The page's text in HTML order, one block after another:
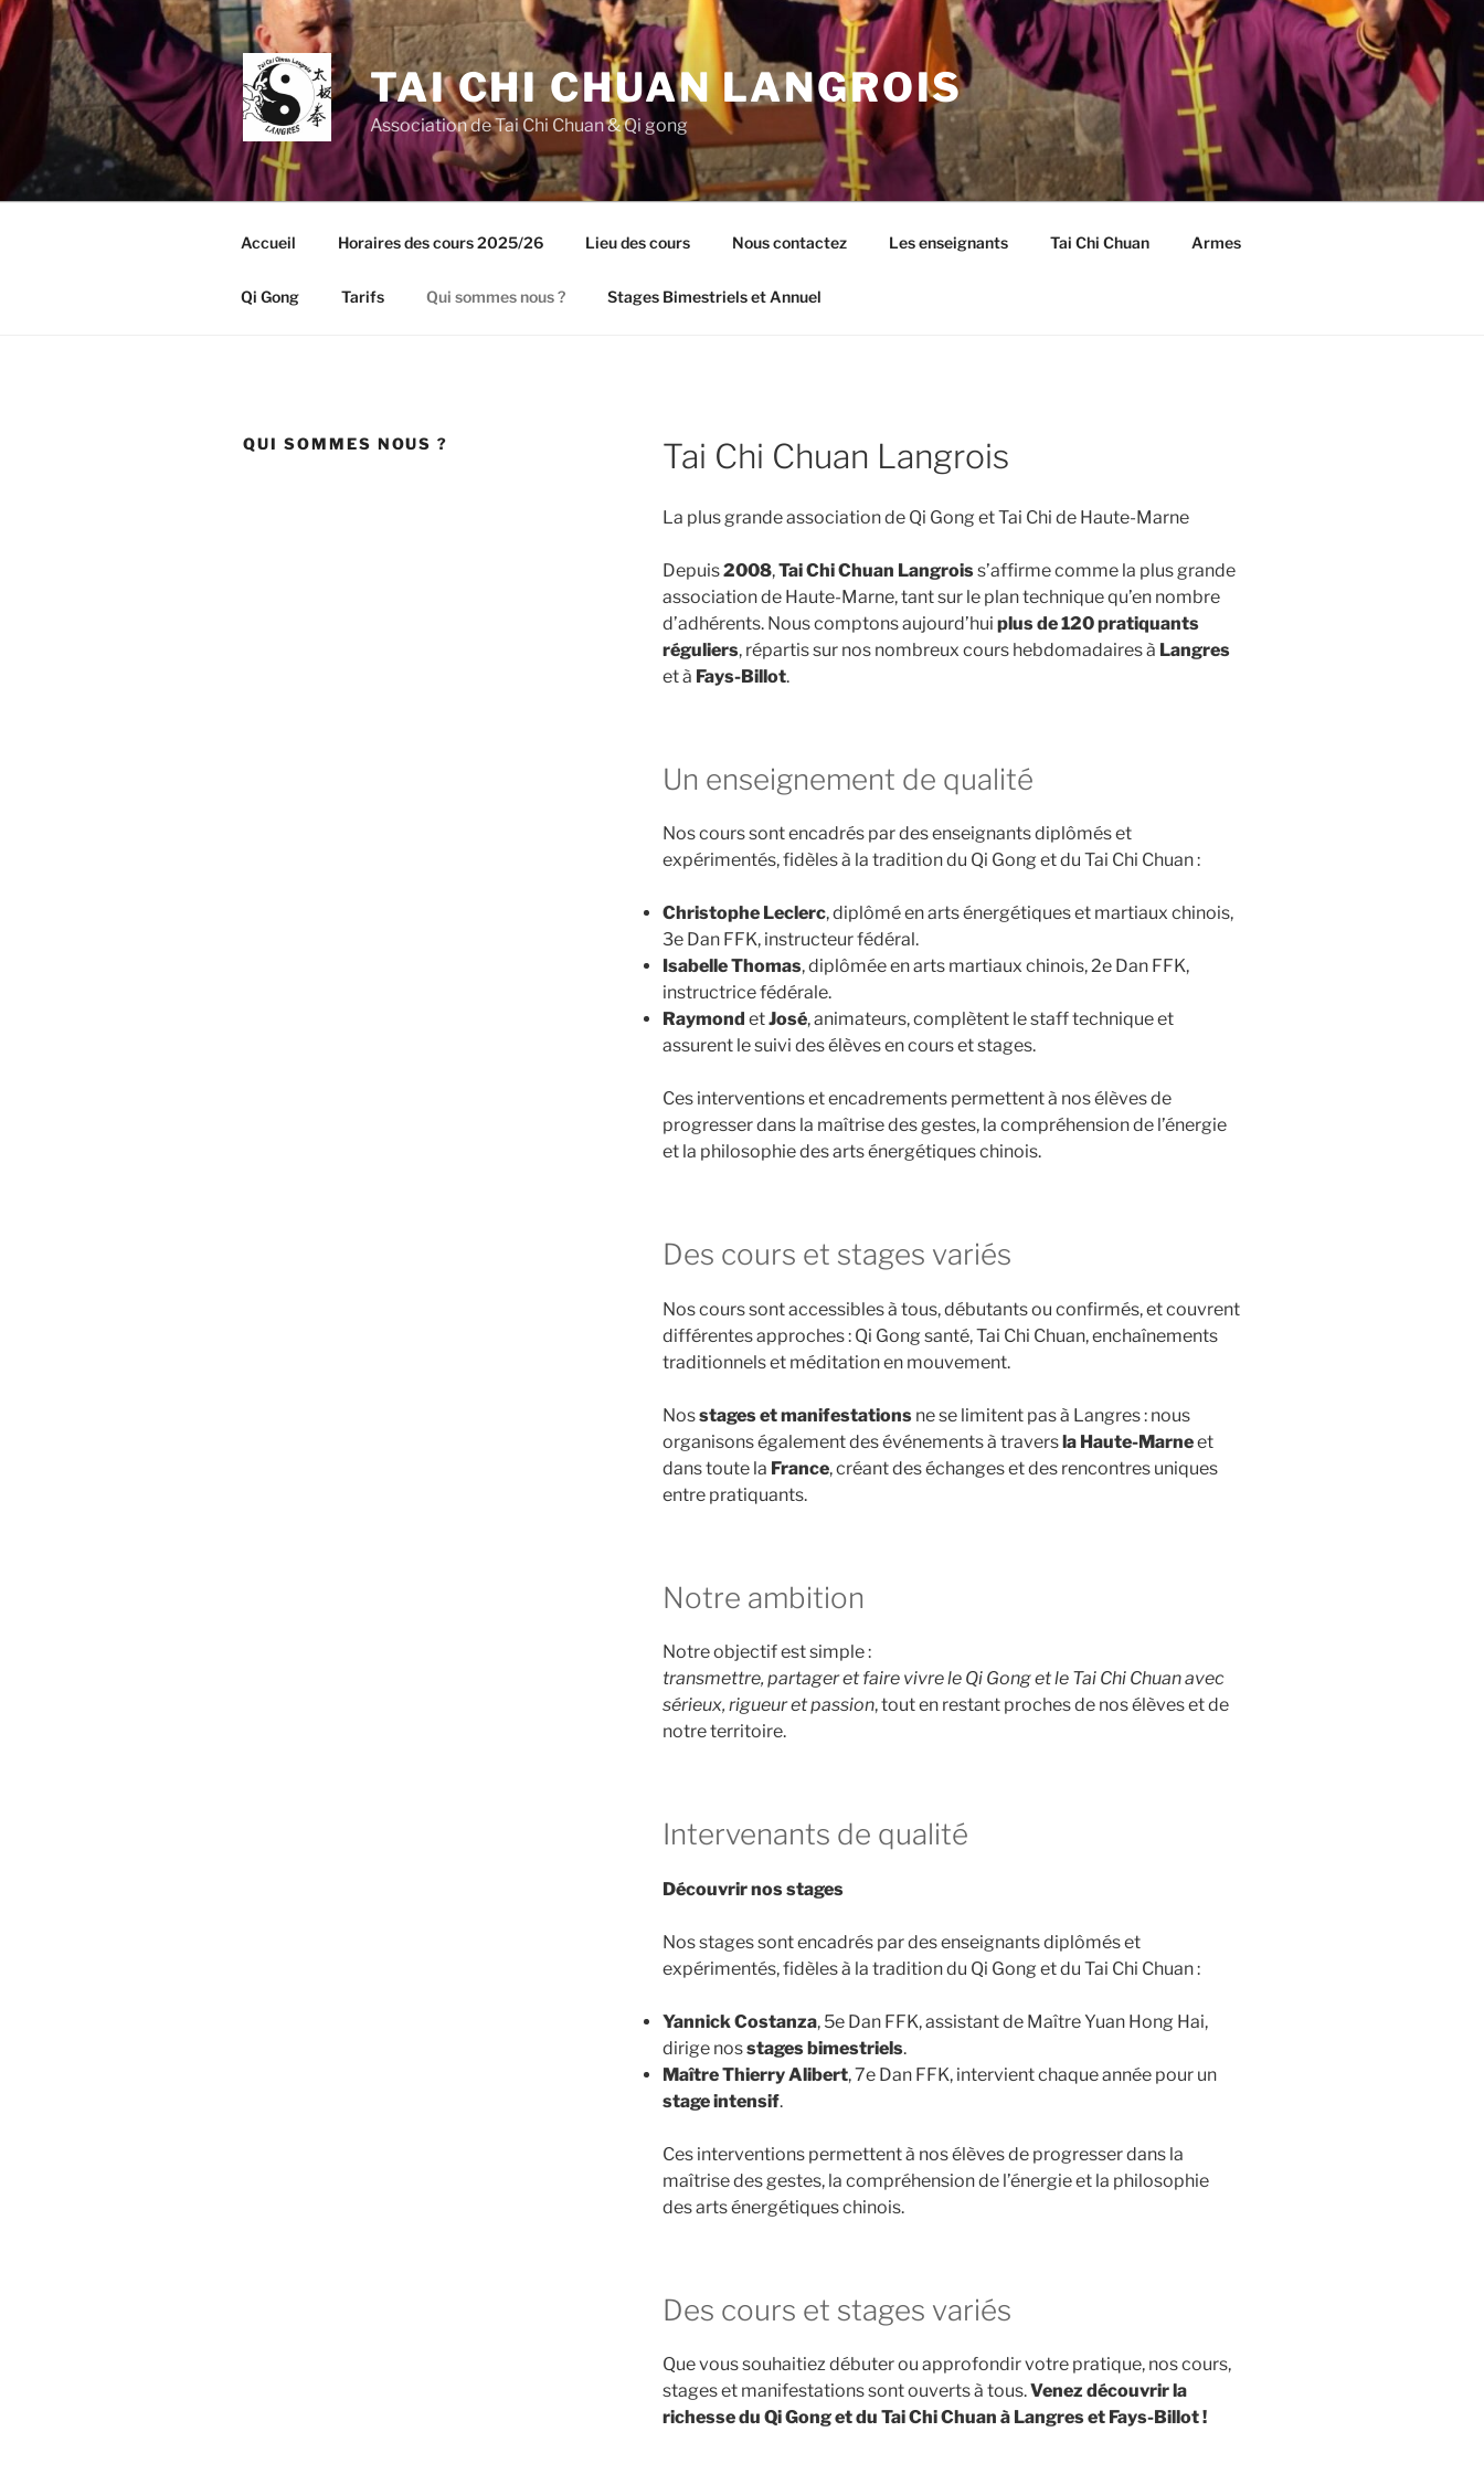
Aller
au
contenu
principal
TAI CHI CHUAN LANGROIS
Association de Tai Chi Chuan & Qi gong
Accueil Horaires des cours 2025/26 Lieu des cours Nous contactez Les enseignants Tai Chi Chuan Armes
Qi Gong Tarifs Qui sommes nous ? Stages Bimestriels et Annuel
QUI SOMMES NOUS ? Tai Chi Chuan Langrois
La plus grande association de Qi Gong et Tai Chi de Haute-Marne
Depuis2008,Tai Chi Chuan Langroiss’affirme comme la plus grande
association de Haute-Marne, tant sur le plan technique qu’en nombre
d’adhérents. Nous comptons aujourd’hui plus de 120 pratiquants
réguliers, répartis sur nos nombreux cours hebdomadaires à Langres
et à Fays-Billot.
Un enseignement de qualité
Nos cours sont encadrés par des enseignants diplômés et
expérimentés, fidèles à la tradition du Qi Gong et du Tai Chi Chuan :
Christophe Leclerc, diplômé en arts énergétiques et martiaux chinois,
3e Dan FFK, instructeur fédéral.
Isabelle Thomas, diplômée en arts martiaux chinois, 2e Dan FFK,
instructrice fédérale.
Raymond etJosé, animateurs, complètent le staff technique et
assurent le suivi des élèves en cours et stages.
Ces interventions et encadrements permettent à nos élèves de
progresser dans la maîtrise des gestes, la compréhension de l’énergie
et la philosophie des arts énergétiques chinois.
Des cours et stages variés
Nos cours sont accessibles à tous, débutants ou confirmés, et couvrent
différentes approches : Qi Gong santé, Tai Chi Chuan, enchaînements
traditionnels et méditation en mouvement.
Nosstages et manifestationsne se limitent pas à Langres : nous
organisons également des événements à traversla Haute-Marneet
dans toute la France, créant des échanges et des rencontres uniques
entre pratiquants.
Notre ambition
Notre objectif est simple :
transmettre, partager et faire vivre le Qi Gong et le Tai Chi Chuan avec
sérieux, rigueur et passion, tout en restant proches de nos élèves et de
notre territoire.
Intervenants de qualité
Découvrir nos stages
Nos stages sont encadrés par des enseignants diplômés et
expérimentés, fidèles à la tradition du Qi Gong et du Tai Chi Chuan :
Yannick Costanza, 5e Dan FFK, assistant de Maître Yuan Hong Hai,
dirige nosstages bimestriels.
Maître Thierry Alibert, 7e Dan FFK, intervient chaque année pour un
stage intensif.
Ces interventions permettent à nos élèves de progresser dans la
maîtrise des gestes, la compréhension de l’énergie et la philosophie
des arts énergétiques chinois.
Des cours et stages variés
Que vous souhaitiez débuter ou approfondir votre pratique, nos cours,
stages et manifestations sont ouverts à tous.Venez découvrir la
richesse du Qi Gong et du Tai Chi Chuan à Langres et Fays-Billot !